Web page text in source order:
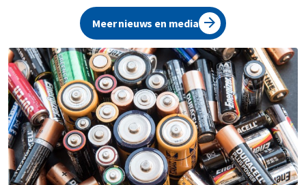
Meer nieuws en media